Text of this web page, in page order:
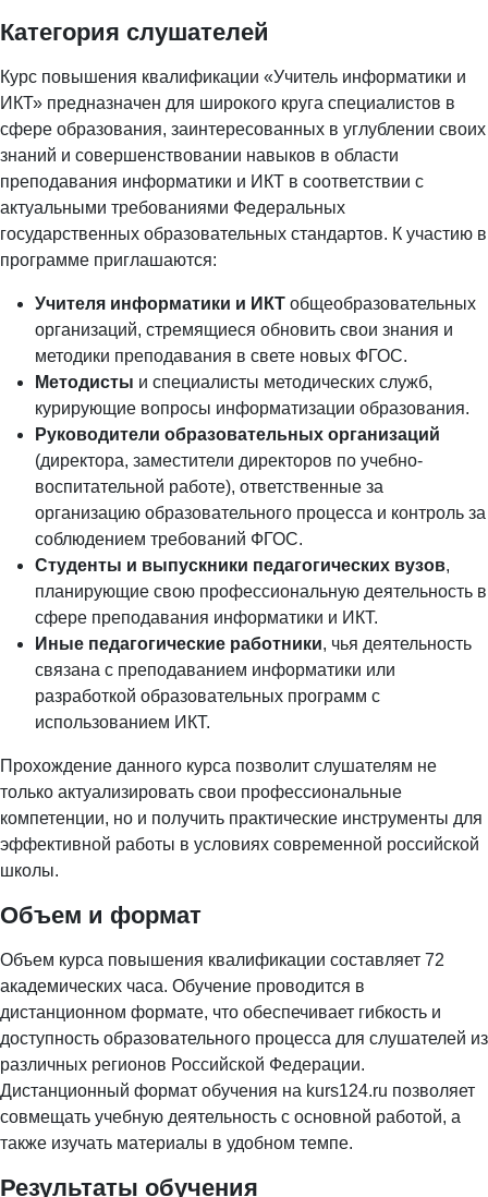
Категория слушателей
Курс повышения квалификации «Учитель информатики и
ИКТ» предназначен для широкого круга специалистов в
сфере образования, заинтересованных в углублении своих
знаний и совершенствовании навыков в области
преподавания информатики и ИКТ в соответствии с
актуальными требованиями Федеральных
государственных образовательных стандартов. К участию в
программе приглашаются:
Учителя информатики и ИКТ общеобразовательных
организаций, стремящиеся обновить свои знания и
методики преподавания в свете новых ФГОС.
Методисты и специалисты методических служб,
курирующие вопросы информатизации образования.
Руководители образовательных организаций
(директора, заместители директоров по учебно-
воспитательной работе), ответственные за
организацию образовательного процесса и контроль за
соблюдением требований ФГОС.
Студенты и выпускники педагогических вузов,
планирующие свою профессиональную деятельность в
сфере преподавания информатики и ИКТ.
Иные педагогические работники, чья деятельность
связана с преподаванием информатики или
разработкой образовательных программ с
использованием ИКТ.
Прохождение данного курса позволит слушателям не
только актуализировать свои профессиональные
компетенции, но и получить практические инструменты для
эффективной работы в условиях современной российской
школы.
Объем и формат
Объем курса повышения квалификации составляет 72
академических часа. Обучение проводится в
дистанционном формате, что обеспечивает гибкость и
доступность образовательного процесса для слушателей из
различных регионов Российской Федерации.
Дистанционный формат обучения на kurs124.ru позволяет
совмещать учебную деятельность с основной работой, а
также изучать материалы в удобном темпе.
Результаты обучения